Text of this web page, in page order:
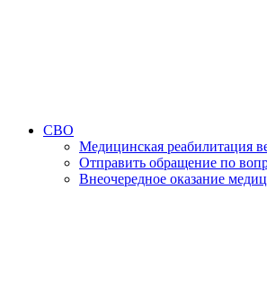
СВО
Медицинская реабилитация
Отправить обращение по
Внеочередное оказание